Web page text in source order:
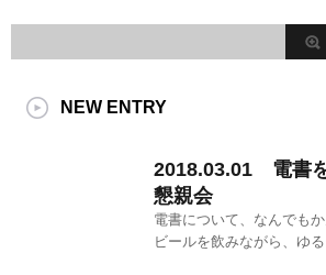
NEW ENTRY
2018.03.01 電書を
懇親会
電書について、なんでもか
ビールを飲みながら、ゆる